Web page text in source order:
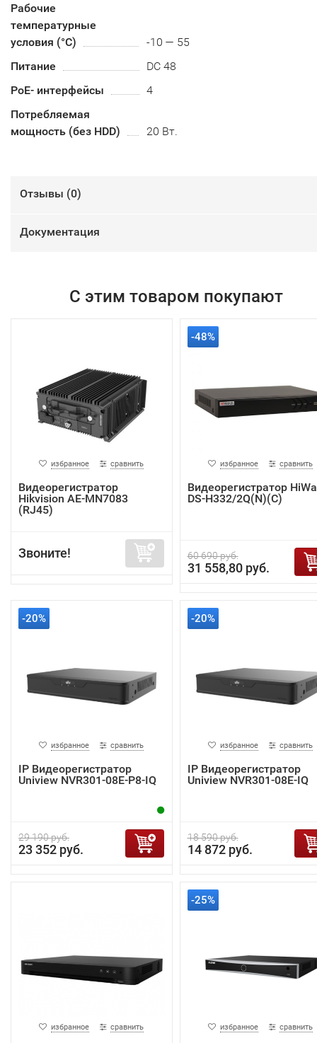
Рабочие
температурные
условия (°С)
-10 — 55
Питание
DC 48
PoE- интерфейсы
4
Потребляемая
мощность (без HDD)
20 Вт.
Отзывы (0)
Документация
С этим товаром покупают
избранное сравнить
Видеорегистратор
Hikvision AE-MN7083
(RJ45)
Звоните!
-48%
избранное сравнить
Видеорегистратор
DS-H332/2Q(N)(C)
60 690 руб.
31 558,80 руб.
-20%
избранное сравнить
IP Видеорегистратор
Uniview NVR301-08E-P8-IQ
29 190 руб.
23 352 руб.
-20%
избранное сравнить
IP Видеорегистратор
Uniview NVR301-08E-IQ
18 590 руб.
14 872 руб.
избранное сравнить
-25%
избранное сравнить